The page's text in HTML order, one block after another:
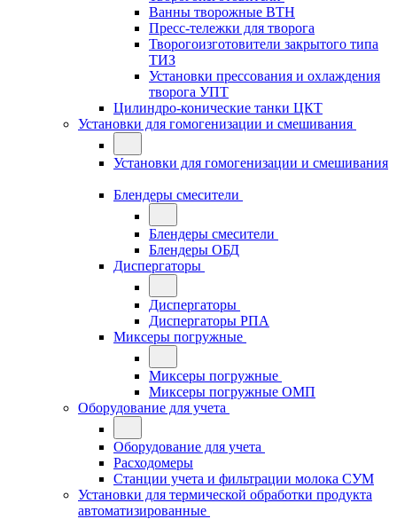
Ванны творожные ВТН
Пресс-тележки для творога
Творогоизготовители закрытого типа
ТИЗ
Установки прессования и охлаждения
творога УПТ
Цилиндро-конические танки ЦКТ
Установки для гомогенизации и смешивания
Установки для гомогенизации и смешивания
Блендеры смесители
Блендеры смесители
Блендеры ОБД
Диспергаторы
Диспергаторы
Диспергаторы РПА
Миксеры погружные
Миксеры погружные
Миксеры погружные ОМП
Оборудование для учета
Оборудование для учета
Расходомеры
Станции учета и фильтрации молока СУМ
Установки для термической обработки продукта
автоматизированные